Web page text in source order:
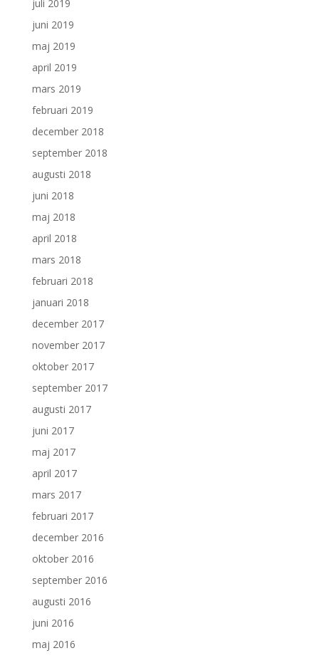
juli 2019
juni 2019
maj 2019
april 2019
mars 2019
februari 2019
december 2018
september 2018
augusti 2018
juni 2018
maj 2018
april 2018
mars 2018
februari 2018
januari 2018
december 2017
november 2017
oktober 2017
september 2017
augusti 2017
juni 2017
maj 2017
april 2017
mars 2017
februari 2017
december 2016
oktober 2016
september 2016
augusti 2016
juni 2016
maj 2016